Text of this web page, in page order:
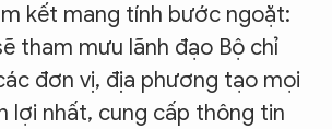
kết mang tính bước ngoặt:
tham mưu lãnh đạo Bộ chỉ
đơn vị, địa phương tạo mọi
lợi nhất, cung cấp thông tin
CHATBOT CỦA